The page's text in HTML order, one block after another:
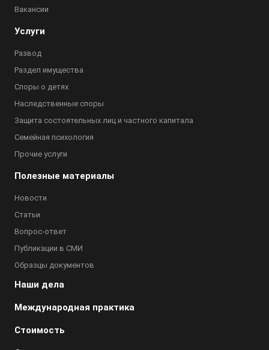
Вакансии
Услуги
Развод
Раздел имущества
Споры о детях
Наследственные споры
Защита состоятельных лиц и частного капитала
Семейная психология
Прочие услуги
Полезные материалы
Новости
Статьи
Вопрос-ответ
Публикации в СМИ
Образцы документов
Наши дела
Международная практика
Стоимость